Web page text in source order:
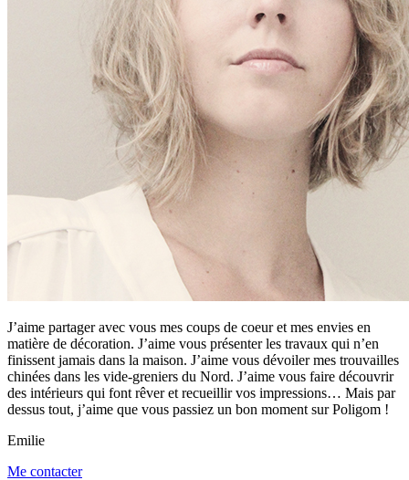
J’aime partager avec vous mes coups de coeur et mes envies en
matière de décoration. J’aime vous présenter les travaux qui n’en
finissent jamais dans la maison. J’aime vous dévoiler mes trouvailles
chinées dans les vide-greniers du Nord. J’aime vous faire découvrir
des intérieurs qui font rêver et recueillir vos impressions… Mais par
dessus tout, j’aime que vous passiez un bon moment sur Poligom !
Emilie
Me contacter